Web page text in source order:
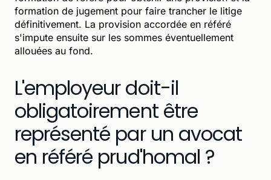
formation de jugement pour faire trancher le litige
définitivement. La provision accordée en référé
s'impute ensuite sur les sommes éventuellement
allouées au fond.
L'employeur doit-il
obligatoirement être
représenté par un avocat
en référé prud'homal ?